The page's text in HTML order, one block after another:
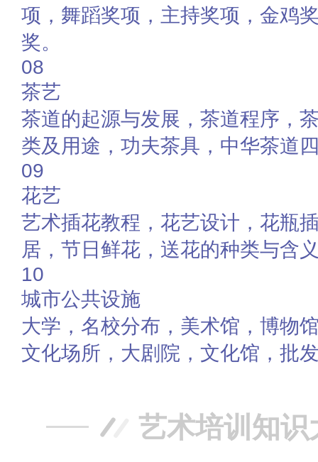
项，舞蹈奖项，主持奖项，金鸡
奖。
08
茶艺
茶道的起源与发展，茶道程序，
类及用途，功夫茶具，中华茶道
09
花艺
艺术插花教程，花艺设计，花瓶
居，节日鲜花，送花的种类与含
10
城市公共设施
大学，名校分布，美术馆，博物
文化场所，大剧院，文化馆，批
艺术培训知识